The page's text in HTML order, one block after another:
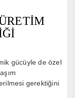
gücüyle de özel
gerektiğini